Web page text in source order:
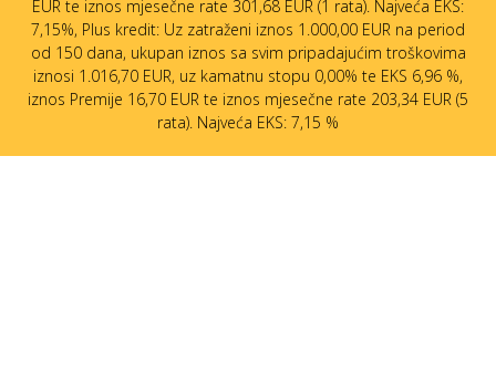
EUR te iznos mjesečne rate 301,68 EUR (1 rata). Najveća EKS:
7,15%, Plus kredit: Uz zatraženi iznos 1.000,00 EUR na period
od 150 dana, ukupan iznos sa svim pripadajućim troškovima
iznosi 1.016,70 EUR, uz kamatnu stopu 0,00% te EKS 6,96 %,
iznos Premije 16,70 EUR te iznos mjesečne rate 203,34 EUR (5
rata). Najveća EKS: 7,15 %